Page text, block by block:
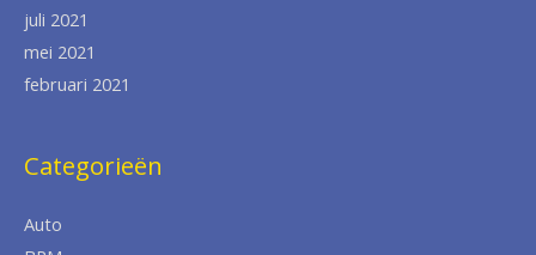
juli 2021
mei 2021
februari 2021
Categorieën
Auto